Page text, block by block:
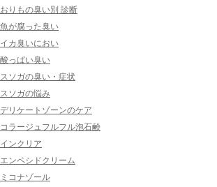
おりもの臭い別 診断
魚が腐った臭い
イカ臭いにおい
酸っぱい臭い
スソガの臭い・症状
スソガの悩み
デリケートゾーンのケア
コラージュフルフル泡石鹸
インクリア
エンペシドクリーム
ミコナゾール